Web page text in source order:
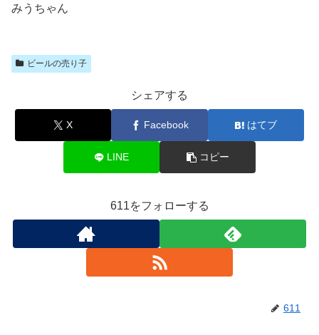
みうちゃん
ビールの売り子
シェアする
X Facebook はてブ
LINE コピー
611をフォローする
611